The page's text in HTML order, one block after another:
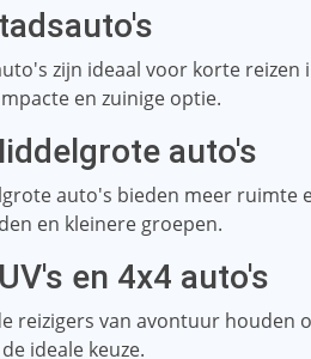
zijn ideaal voor korte reizen
en zuinige optie.
auto's
auto's bieden meer ruimte
en kleinere groepen.
en 4x4 auto's
reizigers van avontuur houden
ideale keuze.